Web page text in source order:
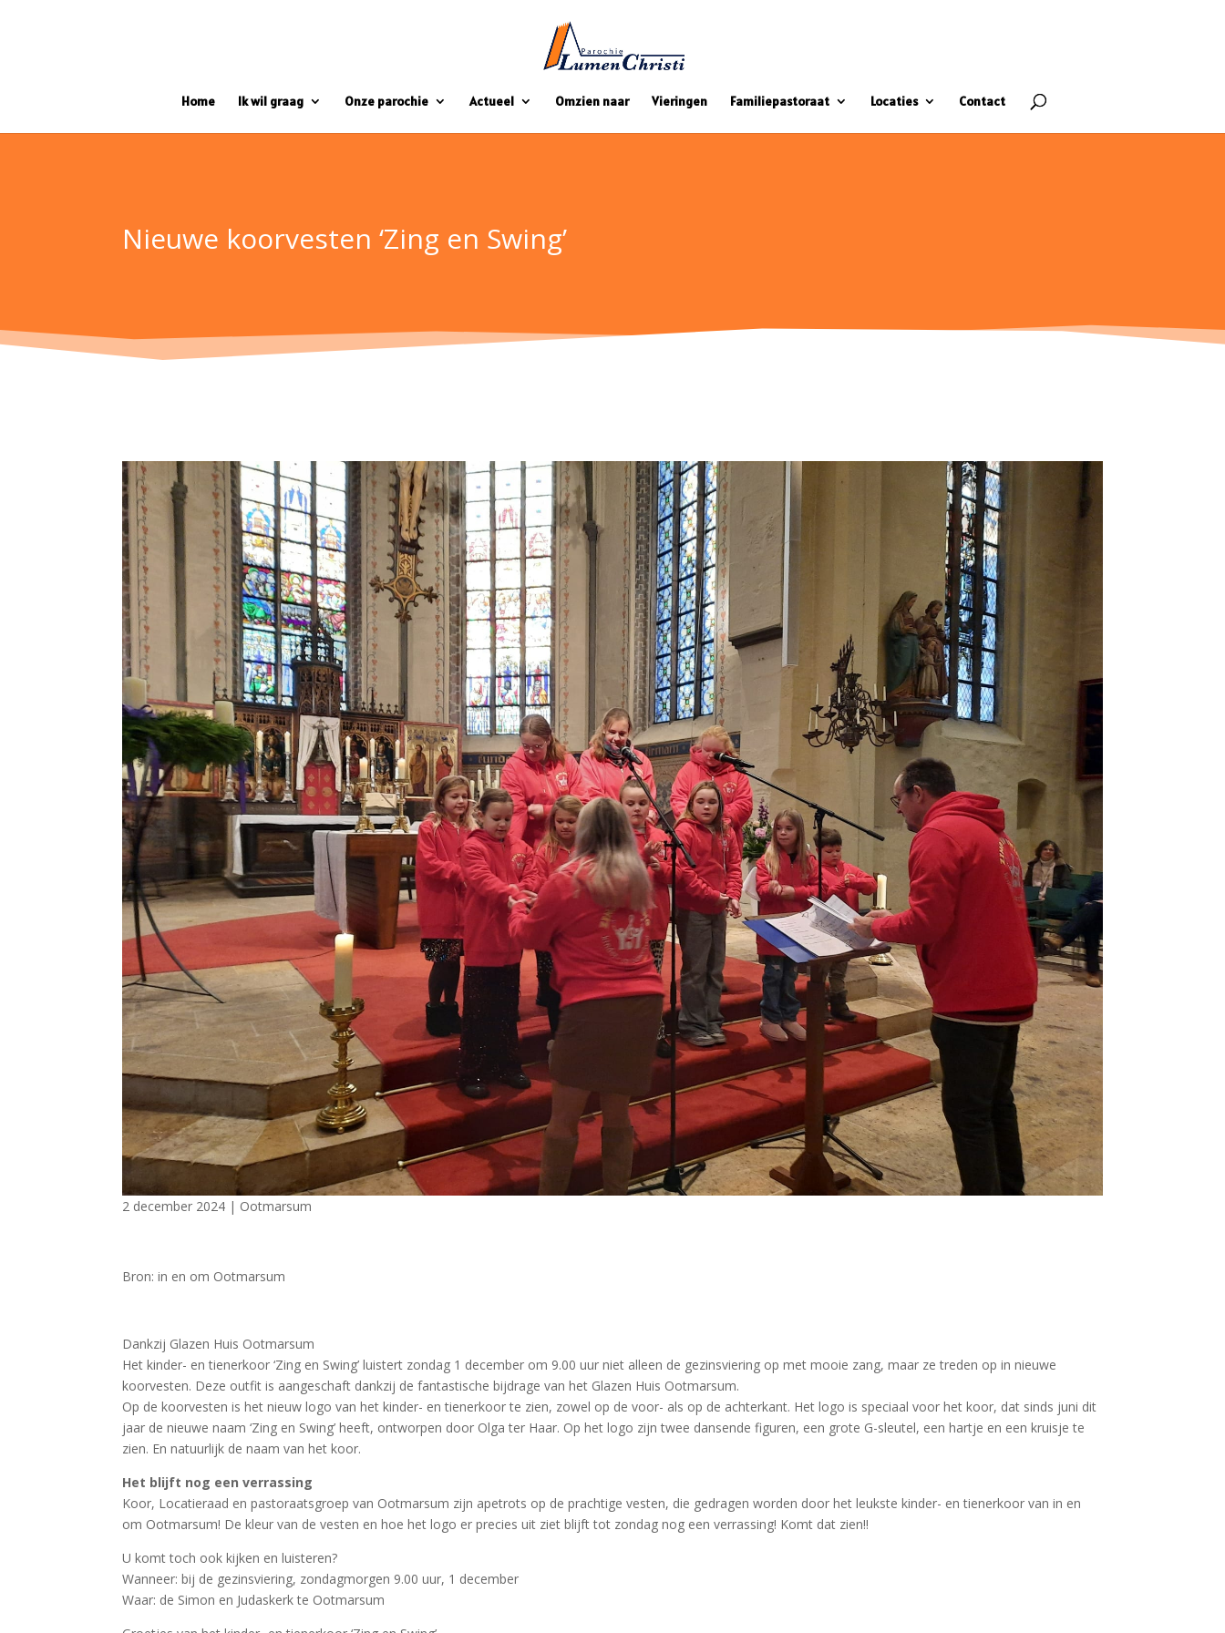
Home Ik wil graag Onze parochie Actueel Omzien naar Vieringen Familiepastoraat Locaties Contact
Nieuwe koorvesten ‘Zing en Swing’
2 december 2024 | Ootmarsum
Bron: in en om Ootmarsum
Dankzij Glazen Huis Ootmarsum
Het kinder- en tienerkoor ‘Zing en Swing’ luistert zondag 1 december om 9.00 uur niet alleen de gezinsviering op met mooie zang, maar ze treden op in nieuwe
koorvesten. Deze outfit is aangeschaft dankzij de fantastische bijdrage van het Glazen Huis Ootmarsum.
Op de koorvesten is het nieuw logo van het kinder- en tienerkoor te zien, zowel op de voor- als op de achterkant. Het logo is speciaal voor het koor, dat sinds juni dit
jaar de nieuwe naam ‘Zing en Swing’ heeft, ontworpen door Olga ter Haar. Op het logo zijn twee dansende figuren, een grote G-sleutel, een hartje en een kruisje te
zien. En natuurlijk de naam van het koor.
Het blijft nog een verrassing
Koor, Locatieraad en pastoraatsgroep van Ootmarsum zijn apetrots op de prachtige vesten, die gedragen worden door het leukste kinder- en tienerkoor van in en
om Ootmarsum! De kleur van de vesten en hoe het logo er precies uit ziet blijft tot zondag nog een verrassing! Komt dat zien!!
U komt toch ook kijken en luisteren?
Wanneer: bij de gezinsviering, zondagmorgen 9.00 uur, 1 december
Waar: de Simon en Judaskerk te Ootmarsum